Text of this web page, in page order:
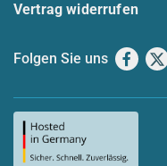
Vertrag widerrufen
Folgen Sie uns